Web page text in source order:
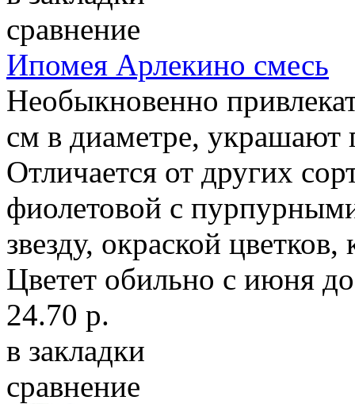
сравнение
Ипомея Арлекино смесь
Необыкновенно
см в диаметре, украшают
Отличается от других
фиолетовой с
звезду, окраской
Цветет обильно с июня
24.70 р.
в закладки
сравнение